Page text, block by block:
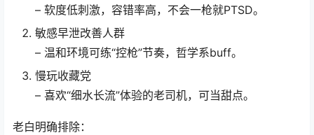
– 软度低刺激，容错率高，不会一枪就PTSD。
敏感早泄改善人群
– 温和环境可练“控枪”节奏，哲学系buff。
慢玩收藏党
– 喜欢“细水长流”体验的老司机，可当甜点。
老白明确排除：